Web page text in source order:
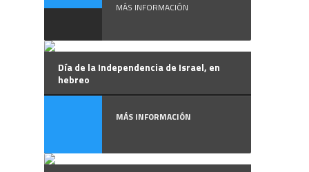
MÁS INFORMACIÓN
Día de la Independencia de Israel, en
hebreo
MÁS INFORMACIÓN